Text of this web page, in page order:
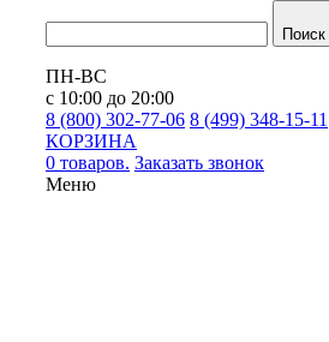
Поиск
ПН-ВС
с 10:00 до 20:00
8 (800) 302-77-06 8 (499) 348-15-11
КОРЗИНА
0 товаров. Заказать звонок
Меню